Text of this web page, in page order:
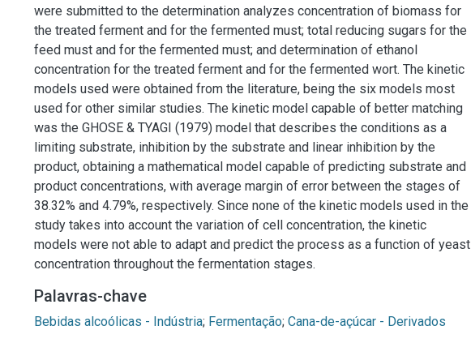
were submitted to the determination analyzes concentration of biomass for
the treated ferment and for the fermented must; total reducing sugars for the
feed must and for the fermented must; and determination of ethanol
concentration for the treated ferment and for the fermented wort. The kinetic
models used were obtained from the literature, being the six models most
used for other similar studies. The kinetic model capable of better matching
was the GHOSE & TYAGI (1979) model that describes the conditions as a
limiting substrate, inhibition by the substrate and linear inhibition by the
product, obtaining a mathematical model capable of predicting substrate and
product concentrations, with average margin of error between the stages of
38.32% and 4.79%, respectively. Since none of the kinetic models used in the
study takes into account the variation of cell concentration, the kinetic
models were not able to adapt and predict the process as a function of yeast
concentration throughout the fermentation stages.
Palavras-chave
Bebidas alcoólicas - Indústria; Fermentação; Cana-de-açúcar - Derivados